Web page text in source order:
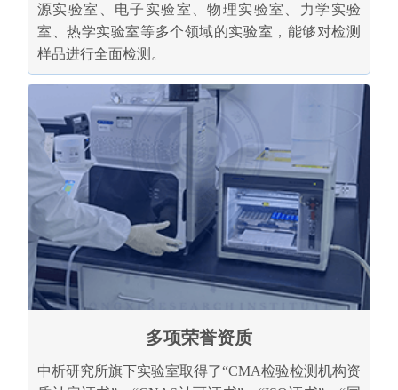
源实验室、电子实验室、物理实验室、力学实验
室、热学实验室等多个领域的实验室，能够对检测
样品进行全面检测。
多项荣誉资质
中析研究所旗下实验室取得了“CMA检验检测机构资